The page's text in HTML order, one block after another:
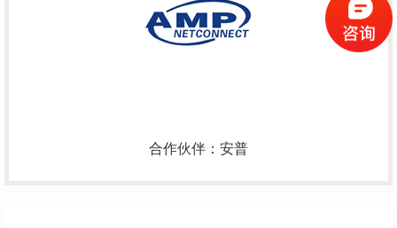
合作伙伴：安普